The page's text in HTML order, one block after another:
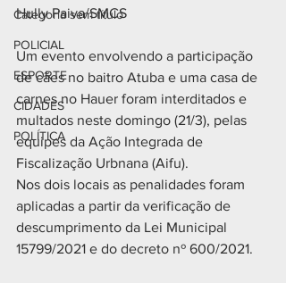
Categoria sem título
POLICIAL
ESPORTE
CIDADES
POLÍTICA
Hully Paiva/SMCS
Um evento envolvendo a participação
de cães no baitro Atuba e uma casa de
carnes no Hauer foram interditados e
multados neste domingo (21/3), pelas
equipes da Ação Integrada de
Fiscalização Urbnana (Aifu).
Nos dois locais as penalidades foram
aplicadas a partir da verificação de
descumprimento da Lei Municipal
15799/2021 e do decreto nº 600/2021.